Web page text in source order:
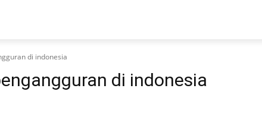
di indonesia
di indonesia